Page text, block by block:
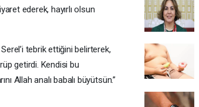
ederek, hayırlı olsun
tebrik ettiğini belirterek,
getirdi. Kendisi bu
Allah analı babalı büyütsün.”